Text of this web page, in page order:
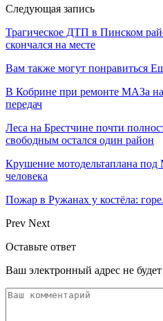
Следующая запись
Трагическое ДТП в Пинском
скончался на месте
Вам также могут понравиться
В Кобрине при ремонте МАЗа на
передач
Леса на Брестчине почти
свободным остался один район
Крушение мотодельтаплана
человека
Пожар в Ружанах у костёла:
Prev Next
Оставьте ответ
Ваш электронный адрес не